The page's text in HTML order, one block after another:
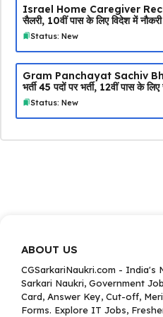
Israel Home Caregiver
सैलरी, 10वीं पास के लिए विदेश में
Status: New
Gram Panchayat Sachiv
भर्ती 45 पदों पर भर्ती, 12वीं पास के
Status: New
ABOUT US
CGSarkariNaukri.com - India's
Sarkari Naukri, Government
Card, Answer Key, Cut-off,
Forms. Explore IT Jobs,